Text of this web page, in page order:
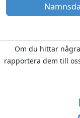
Om du hittar
rapportera dem till